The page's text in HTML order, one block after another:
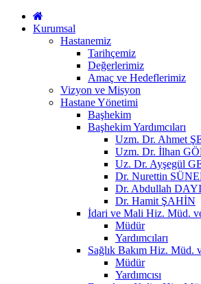
Kurumsal
Hastanemiz
Tarihçemiz
Değerlerimiz
Amaç ve Hedeflerimiz
Vizyon ve Misyon
Hastane Yönetimi
Başhekim
Başhekim Yardımcıları
Uzm. Dr. Ahmet
Uzm. Dr. İlhan
Uz. Dr. Ayşegül
Dr. Nurettin
Dr. Abdullah
Dr. Hamit ŞAHİN
İdari ve Mali Hiz. Müd.
Müdür
Yardımcıları
Sağlık Bakım Hiz. Müd.
Müdür
Yardımcısı